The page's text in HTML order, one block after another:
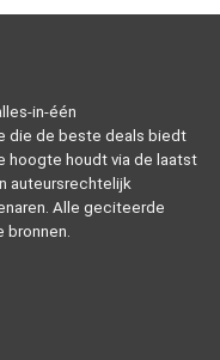
in-één
die de beste deals biedt
hoogte houdt via de laatst
auteursrechtelijk
Alle geciteerde
bronnen.